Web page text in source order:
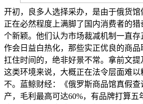
开初，良多人选择采办，是由于俄货馆
正在必然程度上满脚了国内消费者的猎
个新颖。他们认为市场裁减机制一直
作会日益白热化，那些实正优良的商
扛住时间的，绝非好景不常。拿前文提
这类环境来说，大概正在法令层面难
不。蓝鲸财经：《俄罗斯商品馆真假
产，毛利最高可达60%，有品牌打算五